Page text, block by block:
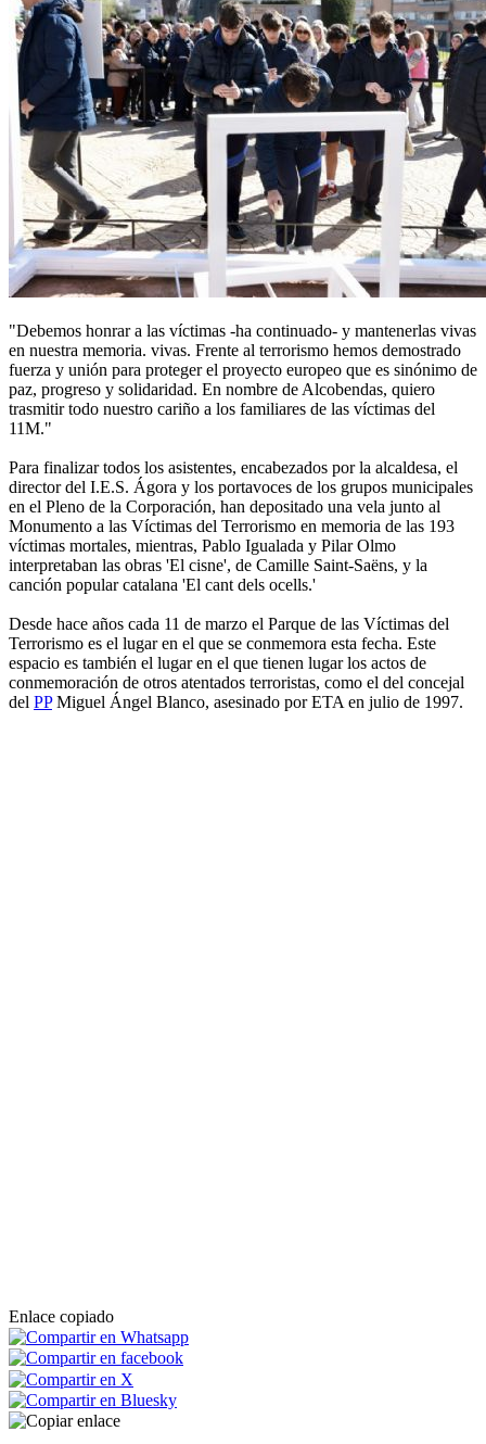
"Debemos honrar a las víctimas -ha continuado- y mantenerlas vivas
en nuestra memoria. vivas. Frente al terrorismo hemos demostrado
fuerza y unión para proteger el proyecto europeo que es sinónimo de
paz, progreso y solidaridad. En nombre de Alcobendas, quiero
trasmitir todo nuestro cariño a los familiares de las víctimas del
11M."
Para finalizar todos los asistentes, encabezados por la alcaldesa, el
director del I.E.S. Ágora y los portavoces de los grupos municipales
en el Pleno de la Corporación, han depositado una vela junto al
Monumento a las Víctimas del Terrorismo en memoria de las 193
víctimas mortales, mientras, Pablo Igualada y Pilar Olmo
interpretaban las obras 'El cisne', de Camille Saint-Saëns, y la
canción popular catalana 'El cant dels ocells.'
Desde hace años cada 11 de marzo el Parque de las Víctimas del
Terrorismo es el lugar en el que se conmemora esta fecha. Este
espacio es también el lugar en el que tienen lugar los actos de
conmemoración de otros atentados terroristas, como el del concejal
del PPMiguel Ángel Blanco, asesinado por ETA en julio de 1997.
Enlace copiado